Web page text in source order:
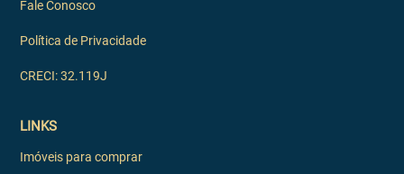
Fale Conosco
Política de Privacidade
CRECI: 32.119J
LINKS
Imóveis para comprar